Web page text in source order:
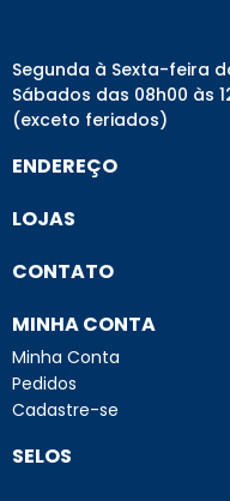
Segunda à Sexta-feira
Sábados das 08h00 às
(exceto feriados)
ENDEREÇO
LOJAS
CONTATO
MINHA CONTA
Minha Conta
Pedidos
Cadastre-se
SELOS